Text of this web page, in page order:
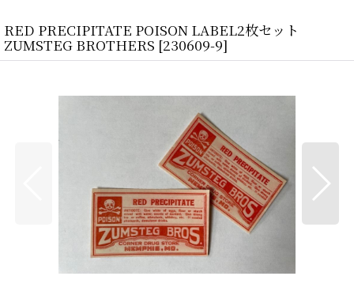
RED PRECIPITATE POISON LABEL2枚セット
ZUMSTEG BROTHERS [230609-9]